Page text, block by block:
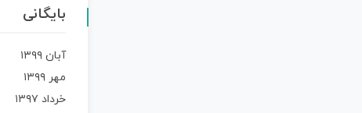
بایگانی
آبان ۱۳۹۹
مهر ۱۳۹۹
خرداد ۱۳۹۷